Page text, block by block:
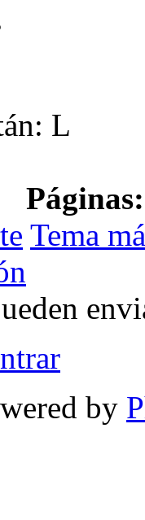
L
Páginas:
Tema
by